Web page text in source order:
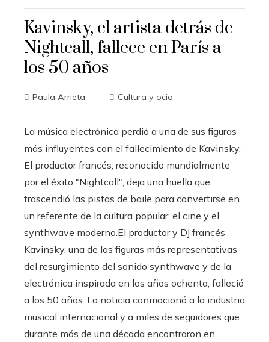
Kavinsky, el artista detrás de
Nightcall, fallece en París a
los 50 años
Paula Arrieta Cultura y ocio
La música electrónica perdió a una de sus figuras
más influyentes con el fallecimiento de Kavinsky.
El productor francés, reconocido mundialmente
por el éxito "Nightcall", deja una huella que
trascendió las pistas de baile para convertirse en
un referente de la cultura popular, el cine y el
synthwave moderno.El productor y DJ francés
Kavinsky, una de las figuras más representativas
del resurgimiento del sonido synthwave y de la
electrónica inspirada en los años ochenta, falleció
a los 50 años. La noticia conmocionó a la industria
musical internacional y a miles de seguidores que
durante más de una década encontraron en…